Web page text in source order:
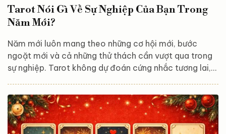
Tarot Nói Gì Về Sự Nghiệp Của Bạn Trong
Năm Mới?
Năm mới luôn mang theo những cơ hội mới, bước
ngoặt mới và cả những thử thách cần vượt qua trong
sự nghiệp. Tarot không dự đoán cứng nhắc tương lai,
chỉnh để đi đúng hướng hơn trong năm tới. Trải bài
Tarot này gồm 3 lá, đại diện cho: Hiện trạng sự nghiệp
Thách thức hoặc cơ hội trong năm mới Lời khuyên &